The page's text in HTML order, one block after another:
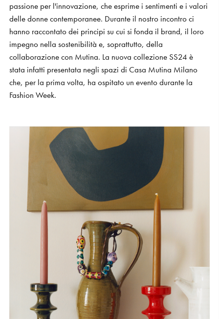
passione per l'innovazione, che esprime i sentimenti e i valori
delle donne contemporanee. Durante il nostro incontro ci
hanno raccontato dei principi su cui si fonda il brand, il loro
impegno nella sostenibilità e, soprattutto, della
collaborazione con Mutina. La nuova collezione SS24 è
stata infatti presentata negli spazi di Casa Mutina Milano
che, per la prima volta, ha ospitato un evento durante la
Fashion Week.